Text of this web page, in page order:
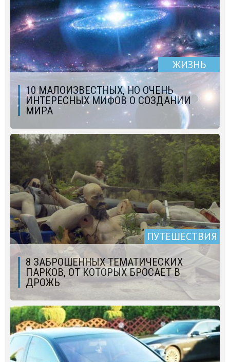
ЖИЗНЬ
10 МАЛОИЗВЕСТНЫХ, НО ОЧЕНЬ
ИНТЕРЕСНЫХ МИФОВ О СОЗДАНИИ
МИРА
ПУТЕШЕСТВИЯ
8 ЗАБРОШЕННЫХ ТЕМАТИЧЕСКИХ
ПАРКОВ, ОТ КОТОРЫХ БРОСАЕТ В
ДРОЖЬ